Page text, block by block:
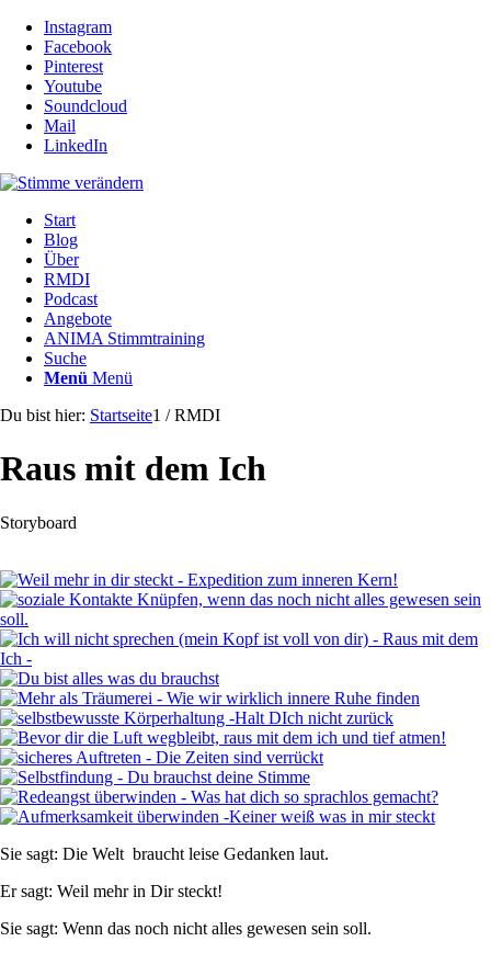
Instagram
Facebook
Pinterest
Youtube
Soundcloud
Mail
LinkedIn
Start
Blog
Über
RMDI
Podcast
Angebote
ANIMA Stimmtraining
Suche
Menü Menü
Du bist hier: Startseite1 / RMDI
Raus mit dem Ich
Storyboard
Sie sagt: Die Welt braucht leise Gedanken laut.
Er sagt: Weil mehr in Dir steckt!
Sie sagt: Wenn das noch nicht alles gewesen sein soll.